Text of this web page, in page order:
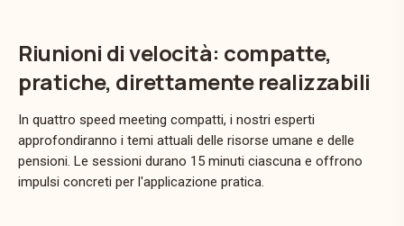
Riunioni di velocità: compatte,
pratiche, direttamente realizzabili
In quattro speed meeting compatti, i nostri esperti
approfondiranno i temi attuali delle risorse umane e delle
pensioni. Le sessioni durano 15 minuti ciascuna e offrono
impulsi concreti per l'applicazione pratica.